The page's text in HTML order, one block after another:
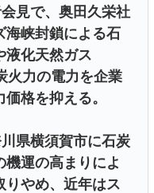
見で、奥田久栄社
海峡封鎖による石
液化天然ガス
火力の電力を企業
格を抑える。
県横須賀市に石炭
運の高まりによ
りやめ、近年はス